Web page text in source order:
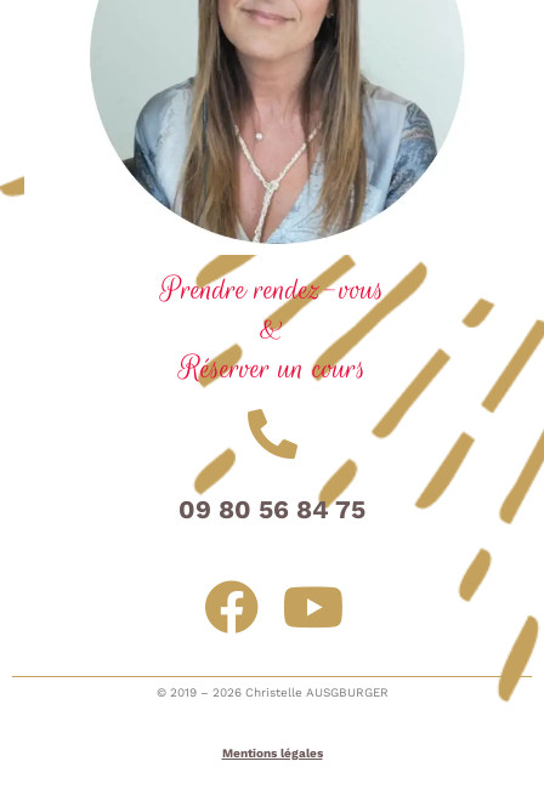
Prendre rendez-vous
&
Réserver un cours
09 80 56 84 75
© 2019 – 2026 Christelle AUSGBURGER
Mentions légales